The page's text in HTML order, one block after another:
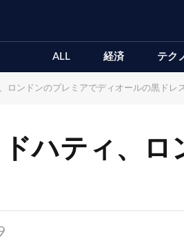
ALL 経済 テク
ロンドンのプレミアでディオールの黒ドレ
ハティ、